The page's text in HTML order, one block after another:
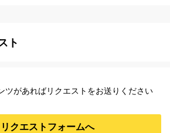
ト
ツがあればリクエストをお送りください
リクエストフォームへ